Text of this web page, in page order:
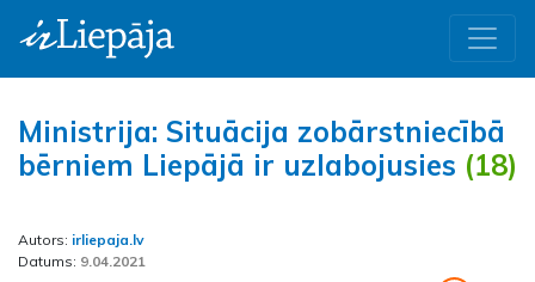
Ministrija: Situācija zobārstniecībā
bērniem Liepājā ir uzlabojusies (18)
Autors: irliepaja.lv
Datums: 9.04.2021